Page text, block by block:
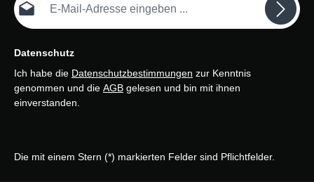
Datenschutz
Ich habe die Datenschutzbestimmungen zur Kenntnis
genommen und die AGB gelesen und bin mit ihnen
einverstanden.
Die mit einem Stern (*) markierten Felder sind Pflichtfelder.